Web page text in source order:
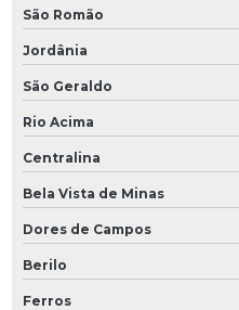
São Romão
Jordânia
São Geraldo
Rio Acima
Centralina
Bela Vista de Minas
Dores de Campos
Berilo
Ferros